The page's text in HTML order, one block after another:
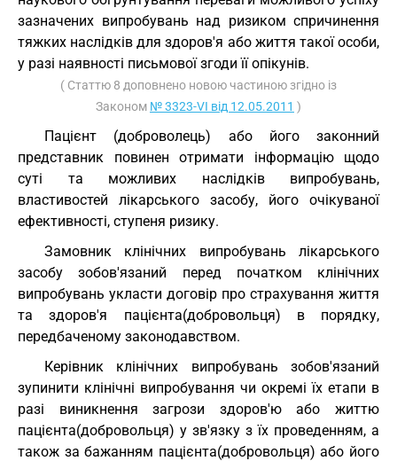
зазначених випробувань над ризиком спричинення
тяжких наслідків для здоров'я або життя такої особи,
у разі наявності письмової згоди її опікунів.
( Статтю 8 доповнено новою частиною згідно із
Законом № 3323-VI від 12.05.2011 )
Пацієнт (доброволець) або його законний
представник повинен отримати інформацію щодо
суті та можливих наслідків випробувань,
властивостей лікарського засобу, його очікуваної
ефективності, ступеня ризику.
Замовник клінічних випробувань лікарського
засобу зобов'язаний перед початком клінічних
випробувань укласти договір про страхування життя
та здоров'я пацієнта(добровольця) в порядку,
передбаченому законодавством.
Керівник клінічних випробувань зобов'язаний
зупинити клінічні випробування чи окремі їх етапи в
разі виникнення загрози здоров'ю або життю
пацієнта(добровольця) у зв'язку з їх проведенням, а
також за бажанням пацієнта(добровольця) або його